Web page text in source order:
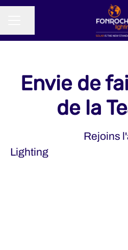
Envie de
de la
Rejoins
Lighting